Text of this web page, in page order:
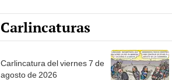
Carlincaturas
Carlincatura del viernes 7 de
agosto de 2026